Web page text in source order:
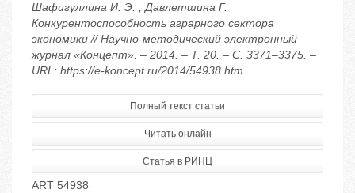
Шафигуллина И. Э. , Давлетшина Г.
Конкурентоспособность аграрного сектора
экономики // Научно-методический электронный
журнал «Концепт». – 2014. – Т. 20. – С. 3371–3375. –
URL: https://e-koncept.ru/2014/54938.htm
Полный текст статьи
Читать онлайн
Статья в РИНЦ
ART 54938